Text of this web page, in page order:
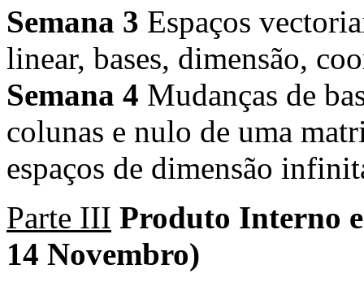
Semana 3 Espaços
linear, bases, dimensão,
Semana 4 Mudanças de
colunas e nulo de uma
espaços de dimensão
Parte III Produto Interno
14 Novembro)